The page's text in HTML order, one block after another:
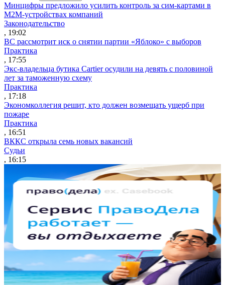
Минцифры предложило усилить контроль за сим-картами в
M2M-устройствах компаний
Законодательство
, 19:02
ВС рассмотрит иск о снятии партии «Яблоко» с выборов
Практика
, 17:55
Экс-владельца бутика Cartier осудили на девять с половиной
лет за таможенную схему
Практика
, 17:18
Экономколлегия решит, кто должен возмещать ущерб при
пожаре
Практика
, 16:51
ВККС открыла семь новых вакансий
Судьи
, 16:15